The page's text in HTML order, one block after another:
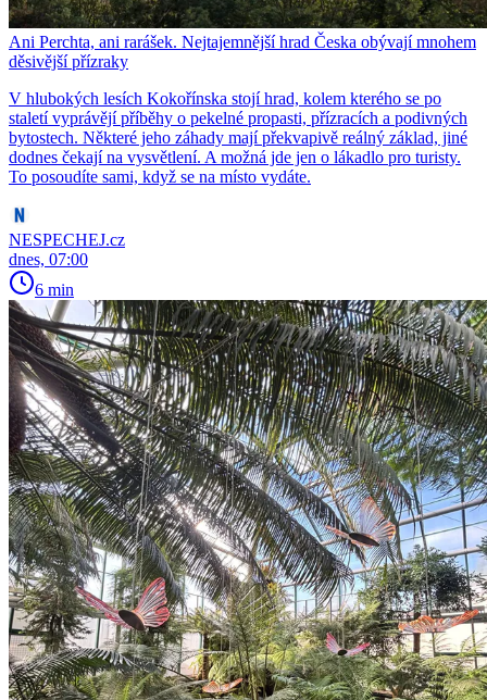
Ani Perchta, ani rarášek. Nejtajemnější hrad Česka obývají mnohem
děsivější přízraky
V hlubokých lesích Kokořínska stojí hrad, kolem kterého se po
staletí vyprávějí příběhy o pekelné propasti, přízracích a podivných
bytostech. Některé jeho záhady mají překvapivě reálný základ, jiné
dodnes čekají na vysvětlení. A možná jde jen o lákadlo pro turisty.
To posoudíte sami, když se na místo vydáte.
NESPECHEJ.cz
dnes, 07:00
6 min